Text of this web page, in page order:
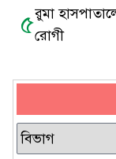
৫রুমা
রোগী